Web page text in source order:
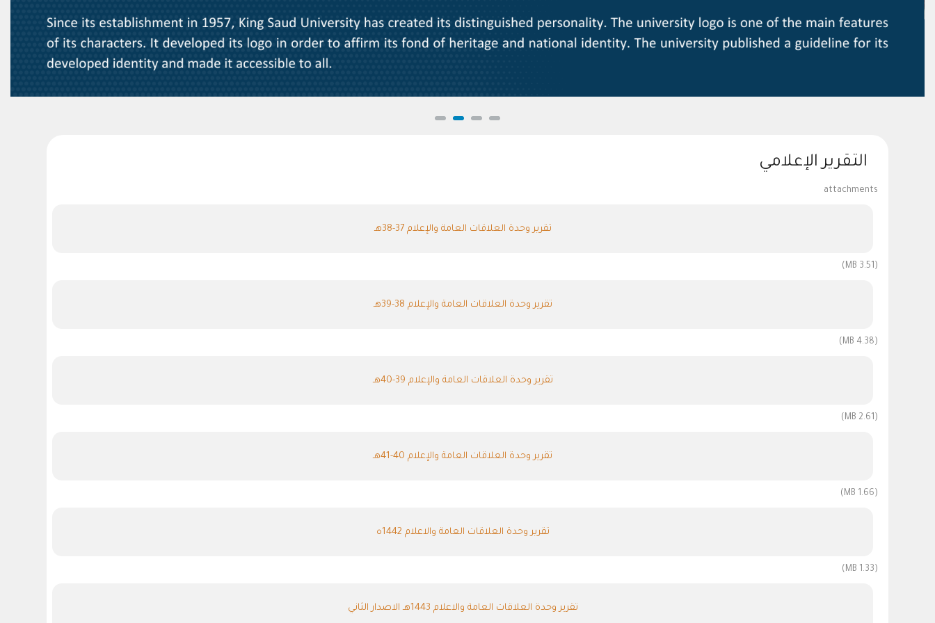
التقرير الإعلامي
attachments
تقرير وحدة العلاقات العامة والإعلام 37-38هـ
(3.51 MB)
تقرير وحدة العلاقات العامة والإعلام 38-39هـ
(4.38 MB)
تقرير وحدة العلاقات العامة والإعلام 39-40هـ
(2.61 MB)
تقرير وحدة العلاقات العامة والإعلام 40-41هـ
(1.66 MB)
تقرير وحدة العلاقات العامة والاعلام 1442ه
(1.33 MB)
تقرير وحدة العلاقات العامة والاعلام 1443هـ الاصدار الثاني